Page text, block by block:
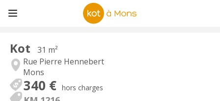
Kot
31 m²
Rue Pierre Hennebert
Mons
340 € hors charges